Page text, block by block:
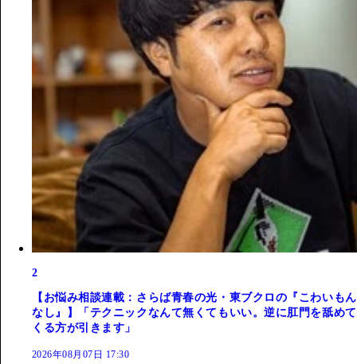
2
【お悩み相談連載：さらば青春の光・東ブクロの『こわいもん
なし』】「テクニックなんて無くてもいい。逆に肛門を舐めて
くる方が引きます」
2026年08月07日 17:30